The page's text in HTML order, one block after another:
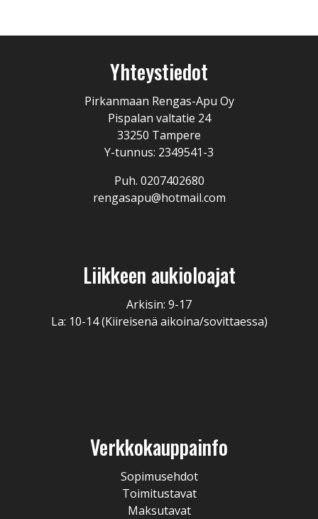
Yhteystiedot
Pirkanmaan Rengas-Apu Oy
Pispalan valtatie 24
33250 Tampere
Y-tunnus: 2349541-3
Puh. 0207402680
rengasapu@hotmail.com
Liikkeen aukioloajat
Arkisin: 9-17
La: 10-14 (Kiireisenä aikoina/sovittaessa)
Verkkokauppainfo
Sopimusehdot
Toimitustavat
Maksutavat